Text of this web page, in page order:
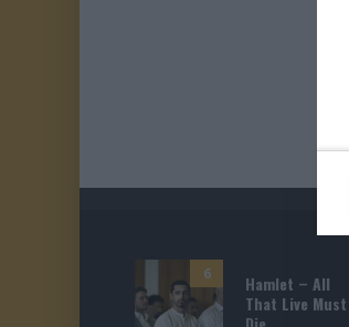
6
Hamlet – All
That Live Must